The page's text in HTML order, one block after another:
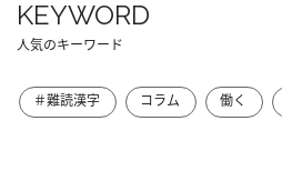
KEYWORD
人気のキーワード
＃難読漢字 コラム 働く